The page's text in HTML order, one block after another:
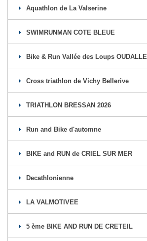
Aquathlon de La Valserine
SWIMRUNMAN COTE BLEUE
Bike & Run Vallée des Loups OUDALLE
Cross triathlon de Vichy Bellerive
TRIATHLON BRESSAN 2026
Run and Bike d'automne
BIKE and RUN de CRIEL SUR MER
Decathlonienne
LA VALMOTIVEE
5 ème BIKE AND RUN DE CRETEIL